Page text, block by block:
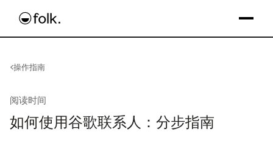
操作指南
阅读时间
如何使用谷歌联系人：分步指南